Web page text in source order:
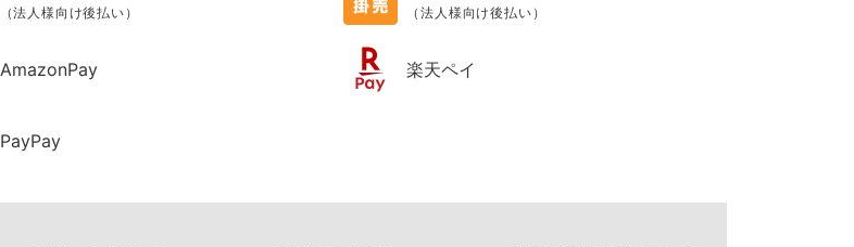
（法人様向け後払い） （法人様向け後払い）
AmazonPay 楽天ペイ
PayPay